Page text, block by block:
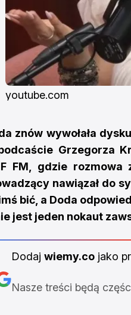
youtube.com
znów wywołała
Grzegorza
FM, gdzie
nawiązał do
bić, a Doda
jest jeden nokaut
Dodaj wiemy.cojako
Nasze treści będą